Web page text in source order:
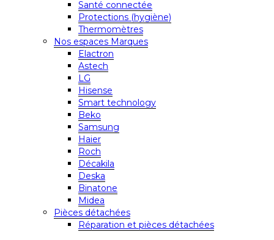
Santé connectée
Protections (hygiène)
Thermomètres
Nos espaces Marques
Elactron
Astech
LG
Hisense
Smart technology
Beko
Samsung
Haier
Roch
Décakila
Deska
Binatone
Midea
Pièces détachées
Réparation et pièces détachées